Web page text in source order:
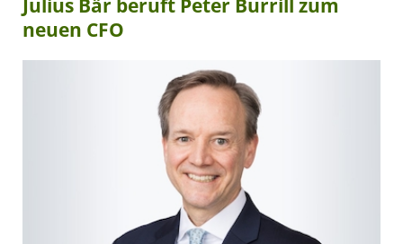
Julius Bär beruft Peter Burrill zum
neuen CFO